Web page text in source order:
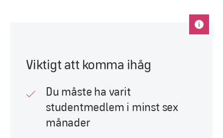
Viktigt att komma ihåg
Du måste ha varit
studentmedlem i minst sex
månader